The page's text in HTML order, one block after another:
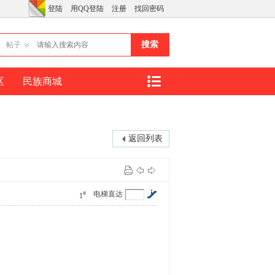
登陆 用QQ登陆 注册 找回密码
帖子 搜索
民族商城
返回列表
电梯直达
1#